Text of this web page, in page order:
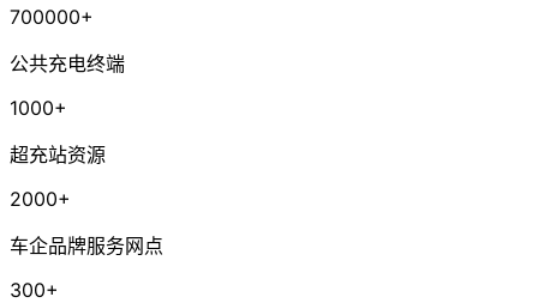
700000+
公共充电终端
1000+
超充站资源
2000+
车企品牌服务网点
300+